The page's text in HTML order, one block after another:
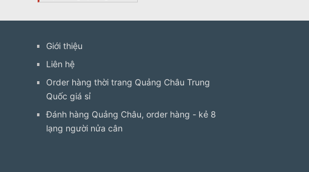
Giới thiệu
Liên hệ
Order hàng thời trang Quảng Châu Trung
Quốc giá sỉ
Đánh hàng Quảng Châu, order hàng - kẻ 8
lạng người nửa cân